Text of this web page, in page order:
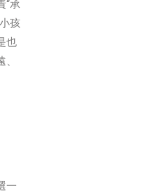
“承
孩
也
一